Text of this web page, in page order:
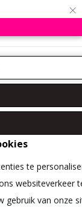
×
te
websiteverkeer
gebruik van onze